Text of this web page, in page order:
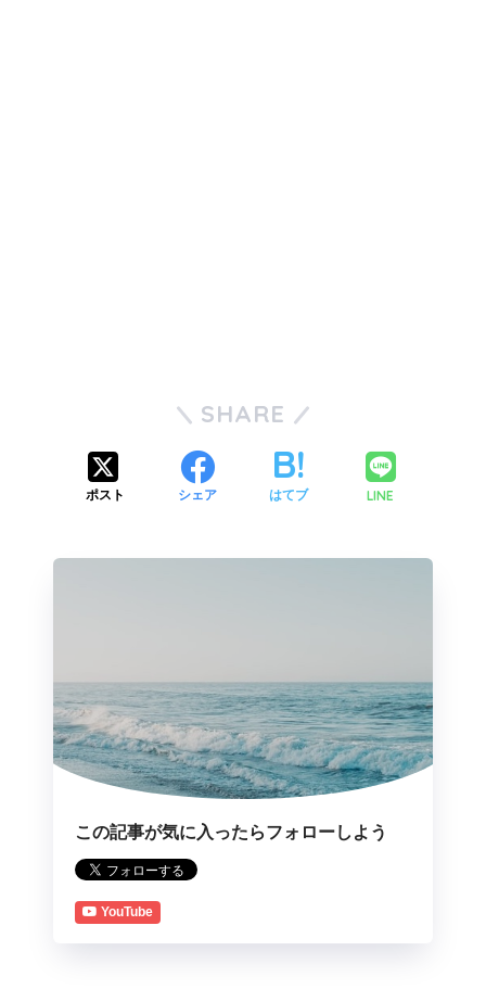
SHARE
ポスト シェア はてブ LINE
この記事が気に入ったらフォローしよう
YouTube